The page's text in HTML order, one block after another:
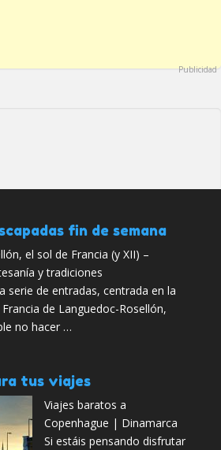
Publicidad
fin de semana
el sol de Francia (y XII) –
y tradiciones
serie de entradas, centrada en la
de Languedoc-Rosellón,
no hacer …
tus viajes
Viajes baratos a
Copenhague | Dinamarca
Si estáis pensando disfrutar